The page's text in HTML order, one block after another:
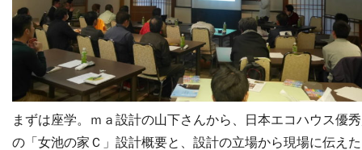
まずは座学。ｍａ設計の山下さんから、日本エコハウス優
の「女池の家Ｃ」設計概要と、設計の立場から現場に伝え